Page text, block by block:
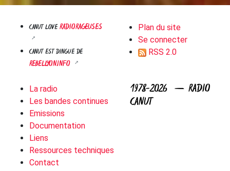
CANUT LOVERADIORAGEUSES
CANUT EST DINGUE DE
REBELLYON.INFO
Plan du site
Se connecter
RSS 2.0
La radio
Les bandes continues
Emissions
Documentation
Liens
Ressources techniques
Contact
1978-2026 — RADIO
CANUT